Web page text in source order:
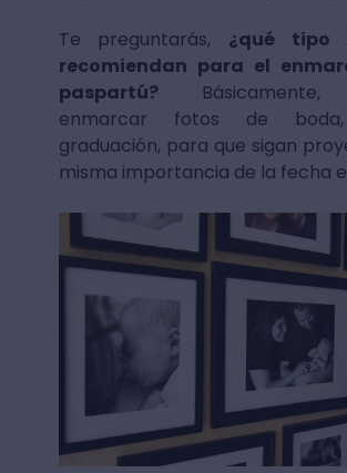
Te preguntarás, ¿qué tipo
recomiendan para el
paspartú?Básicamente,
enmarcar fotos de boda,
graduación, para que sigan
misma importancia de la fecha